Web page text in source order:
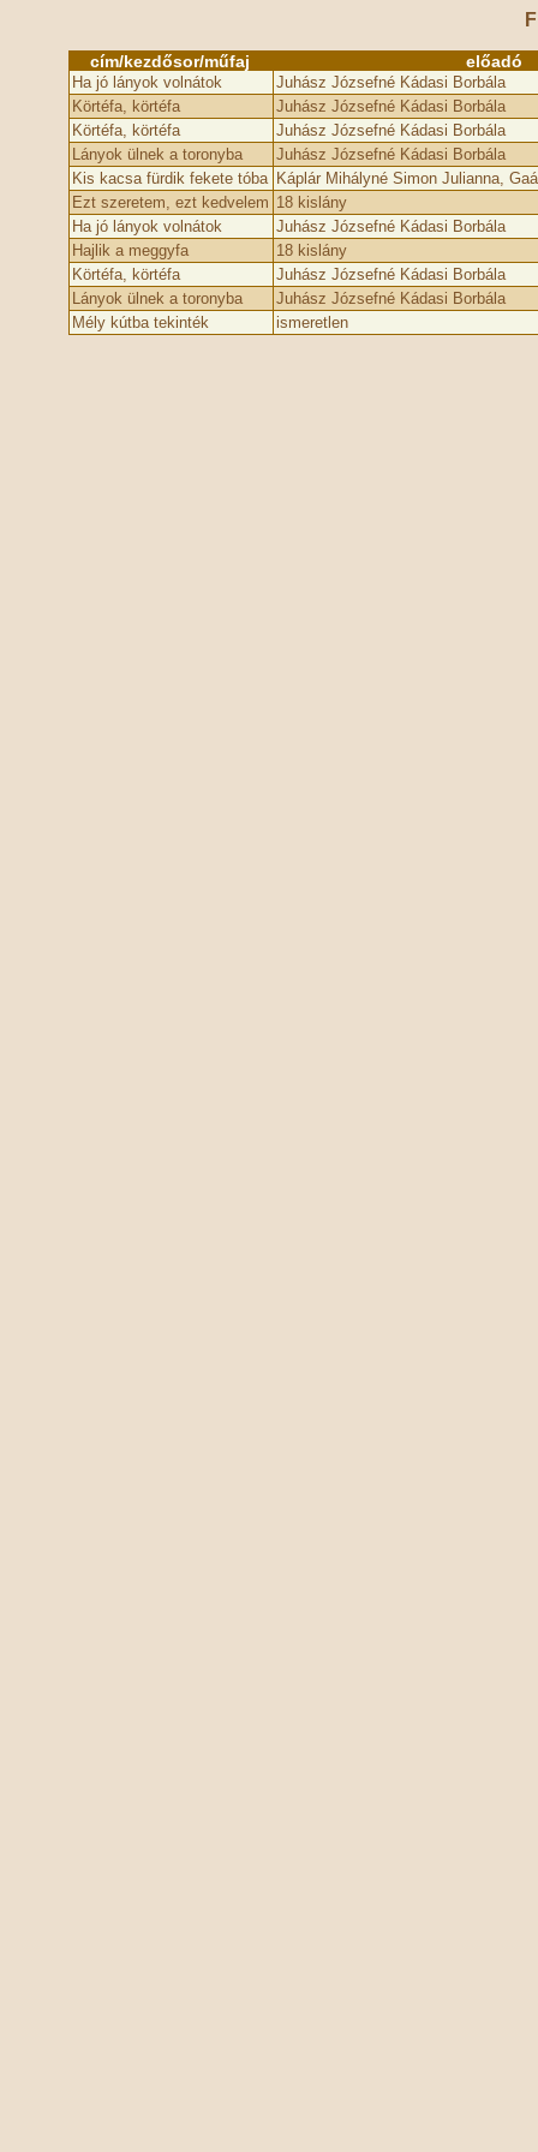
cím/kezdősor/műfaj előadó
Ha jó lányok volnátok
Juhász Józsefné Kádasi Borbála
Körtéfa, körtéfa
Juhász Józsefné Kádasi Borbála
Körtéfa, körtéfa
Juhász Józsefné Kádasi Borbála
Lányok ülnek a toronyba
Juhász Józsefné Kádasi Borbála
Kis kacsa fürdik fekete tóba
Káplár Mihályné Simon Julianna,
Ezt szeretem, ezt kedvelem 18 kislány
Ha jó lányok volnátok
Juhász Józsefné Kádasi Borbála
Hajlik a meggyfa
18 kislány
Körtéfa, körtéfa
Juhász Józsefné Kádasi Borbála
Lányok ülnek a toronyba
Juhász Józsefné Kádasi Borbála
Mély kútba tekinték
ismeretlen